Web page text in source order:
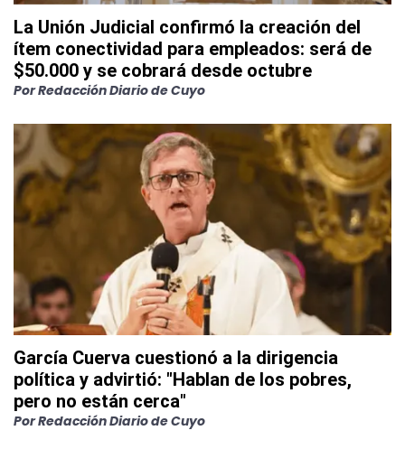
La Unión Judicial confirmó la creación del
ítem conectividad para empleados: será de
$50.000 y se cobrará desde octubre
PorRedacción Diario de Cuyo
García Cuerva cuestionó a la dirigencia
política y advirtió: "Hablan de los pobres,
pero no están cerca"
PorRedacción Diario de Cuyo